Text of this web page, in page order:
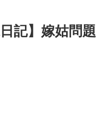
記】嫁姑問